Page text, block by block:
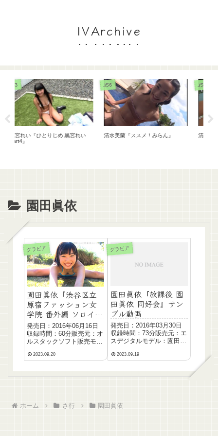
IVArchive
JS6
清水美蘭『ススメ！みらん』
JS6
清水美蘭『ミラクルみらん』
園田眞依
グラビア
園田眞依『渋谷区立
原宿ファッション女
学院 番外編 ソロイメ
ージ』
発売日：2016年06月16日
収録時間：60分販売元：オ
ルスタックソフト販売モデ
生年月日：-サイズ：-血液
2023.09.20
グラビア
園田眞依『放課後 園
田眞依 同好会』サン
プル動画
発売日：2016年03月30日
収録時間：73分販売元：エ
スデジタルモデル：園田眞
サイズ：-血液型：-サンプ
2023.09.19
ホーム さ行 園田眞依